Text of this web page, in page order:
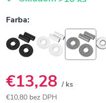
€13,28 / ks
€10,80 bez DPH